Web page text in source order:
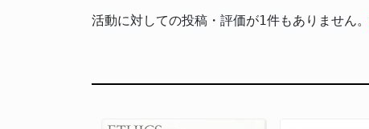
活動に対しての投稿・評価が1件もありません。